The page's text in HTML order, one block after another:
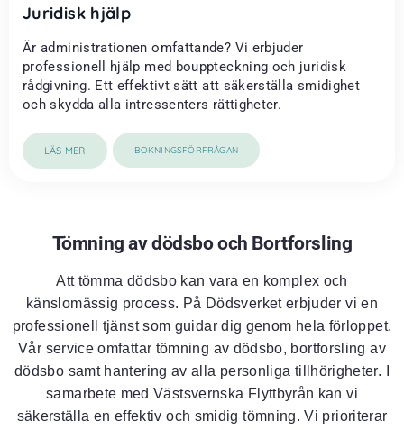
Juridisk hjälp
Är administrationen omfattande? Vi erbjuder
professionell hjälp med bouppteckning och juridisk
rådgivning. Ett effektivt sätt att säkerställa smidighet
och skydda alla intressenters rättigheter.
LÄS MER BOKNINGSFÖRFRÅGAN
Tömning av dödsbo och Bortforsling
Att tömma dödsbo kan vara en komplex och
känslomässig process. På Dödsverket erbjuder vi en
professionell tjänst som guidar dig genom hela förloppet.
Vår service omfattar tömning av dödsbo, bortforsling av
dödsbo samt hantering av alla personliga tillhörigheter. I
samarbete med Västsvernska Flyttbyrån kan vi
säkerställa en effektiv och smidig tömning. Vi prioriterar